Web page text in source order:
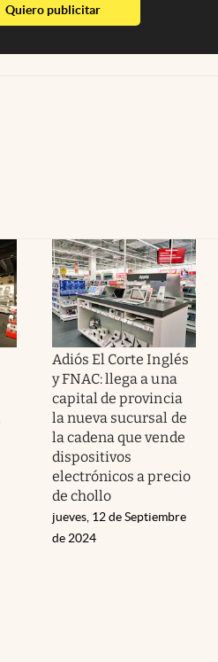
Quiero publicitarabre en nueva pestaña
Adiós El Corte Inglés
y FNAC: llega a una
capital de provincia
la nueva sucursal de
la cadena que vende
dispositivos
electrónicos a precio
de chollo
jueves, 12 de Septiembre
de 2024